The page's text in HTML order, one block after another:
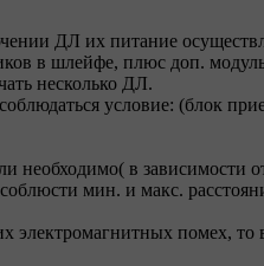
ДЛ их питание
в шлейфе, плюс доп.
несколько ДЛ.
условие: (блок
необходимо( в зависимости
мин. и макс.
электромагнитных помех,